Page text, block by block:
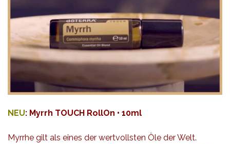
NEU: Myrrh TOUCH RollOn • 10ml
Myrrhe gilt als eines der wertvollsten Öle der Welt.